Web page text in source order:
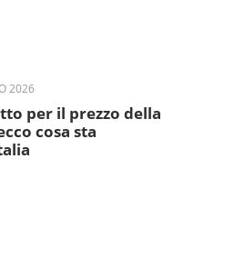
2026
per il prezzo della
cosa sta